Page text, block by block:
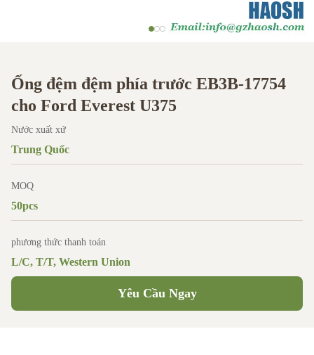
Ống đệm đệm phía trước EB3B-17754
cho Ford Everest U375
Nước xuất xứ
Trung Quốc
MOQ
50pcs
phương thức thanh toán
L/C, T/T, Western Union
Yêu Cầu Ngay